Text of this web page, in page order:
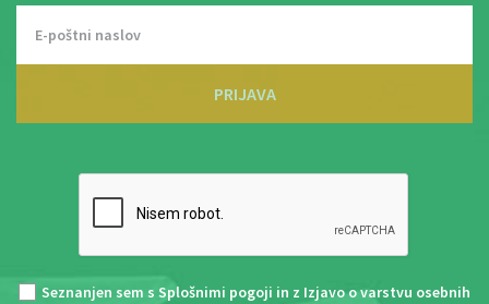
PRIJAVA
Seznanjen sem s Splošnimi pogoji in z Izjavo o varstvu osebnih